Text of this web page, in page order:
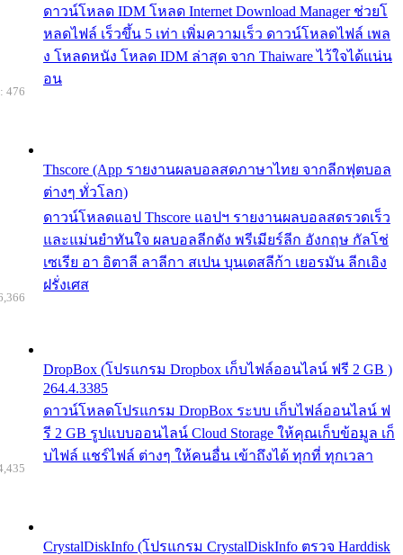
ดาวน์โหลด IDM โหลด Internet Download Manager ช่วยโ
หลดไฟล์ เร็วขึ้น 5 เท่า เพิ่มความเร็ว ดาวน์โหลดไฟล์ เพล
ง โหลดหนัง โหลด IDM ล่าสุด จาก Thaiware ไว้ใจได้แน่น
อน
Thscore (App รายงานผลบอลสดภาษาไทย จากลีกฟุตบอล
ต่างๆ ทั่วโลก)
ดาวน์โหลดแอป Thscore แอปฯ รายงานผลบอลสดรวดเร็ว
และแม่นยำทันใจ ผลบอลลีกดัง พรีเมียร์ลีก อังกฤษ กัลโช่
เซเรีย อา อิตาลี ลาลีกา สเปน บุนเดสลีก้า เยอรมัน ลีกเอิง
ฝรั่งเศส
476
DropBox (โปรแกรม Dropbox เก็บไฟล์ออนไลน์ ฟรี 2 GB )
264.4.3385
ดาวน์โหลดโปรแกรม DropBox ระบบ เก็บไฟล์ออนไลน์ ฟ
รี 2 GB รูปแบบออนไลน์ Cloud Storage ให้คุณเก็บข้อมูล เก็
บไฟล์ แชร์ไฟล์ ต่างๆ ให้คนอื่น เข้าถึงได้ ทุกที่ ทุกเวลา
CrystalDiskInfo (โปรแกรม CrystalDiskInfo ตรวจ Harddisk